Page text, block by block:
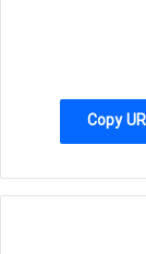
Copy